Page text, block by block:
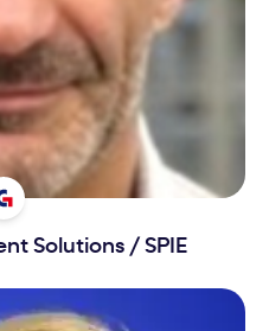
Solutions / SPIE